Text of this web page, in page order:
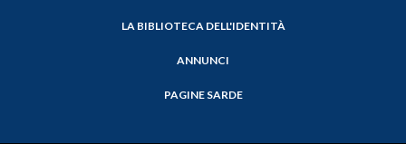
LA BIBLIOTECA DELL'IDENTITÀ
ANNUNCI
PAGINE SARDE